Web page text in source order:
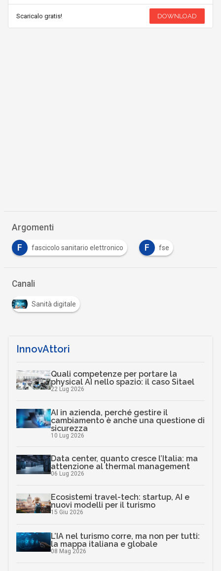
Scaricalo gratis! DOWNLOAD
Argomenti
F fascicolo sanitario elettronico F fse
Canali
Sanità digitale
InnovAttori
Quali competenze per portare la
physical AI nello spazio: il caso Sitael
22 Lug 2026
AI in azienda, perché gestire il
cambiamento è anche una questione di
sicurezza
10 Lug 2026
Data center, quanto cresce l’Italia: ma
attenzione al thermal management
06 Lug 2026
Ecosistemi travel-tech: startup, AI e
nuovi modelli per il turismo
15 Giu 2026
L’IA nel turismo corre, ma non per tutti:
la mappa italiana e globale
08 Mag 2026